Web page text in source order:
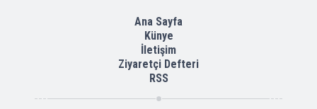
Ana Sayfa
Künye
İletişim
Ziyaretçi Defteri
RSS